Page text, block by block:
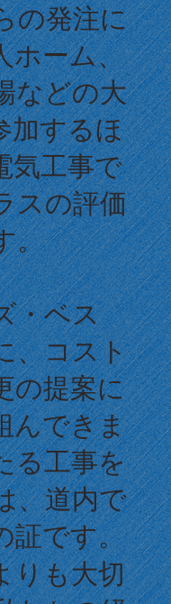
の発注に
ホーム、
などの大
加するほ
気工事で
スの評価
。
・ベス
、コスト
の提案に
んできま
る工事を
、道内で
証です。
りも大切